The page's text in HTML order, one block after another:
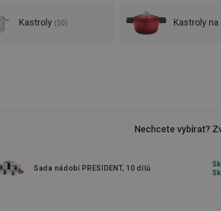
Kastroly (50) Kastroly
Nechcete vybírat?
Sada nádobí PRESIDENT, 10 dílů